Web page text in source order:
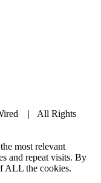
| All Rights
most relevant
and repeat visits. By
ALL the cookies.